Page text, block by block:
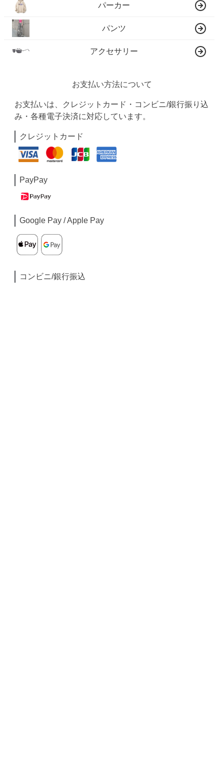
パーカー
パンツ
アクセサリー
お支払い方法について
お支払いは、クレジットカード・コンビニ/銀行振り込
み・各種電子決済に対応しています。
クレジットカード
PayPay
Google Pay / Apple Pay
コンビニ/銀行振込